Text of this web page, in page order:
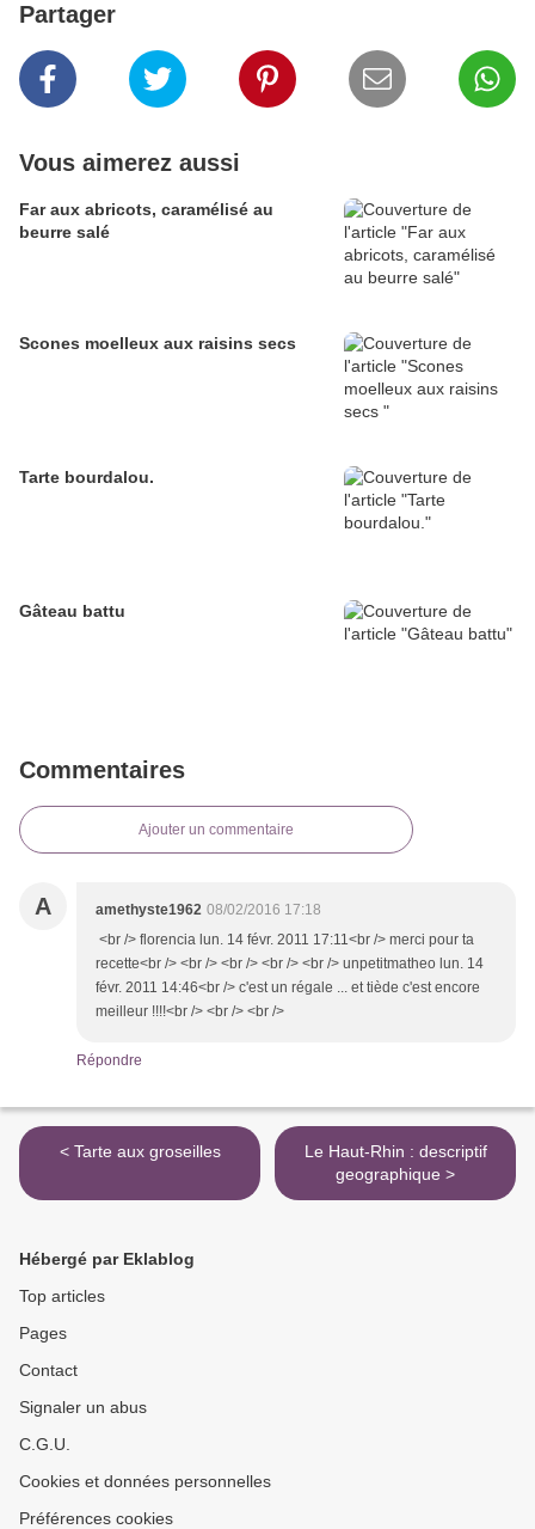
Partager
Vous aimerez aussi
Far aux abricots, caramélisé au
beurre salé
Scones moelleux aux raisins secs
Tarte bourdalou.
Gâteau battu
Commentaires
Ajouter un commentaire
A amethyste1962 08/02/2016 17:18
<br /> florencia lun. 14 févr. 2011 17:11<br /> merci pour ta
recette<br /> <br /> <br /> <br /> <br /> unpetitmatheo lun. 14
févr. 2011 14:46<br /> c'est un régale ... et tiède c'est encore
meilleur !!!!<br /> <br /> <br />
Répondre
< Tarte aux groseilles
Le Haut-Rhin : descriptif
geographique >
Hébergé par Eklablog
Top articles
Pages
Contact
Signaler un abus
C.G.U.
Cookies et données personnelles
Préférences cookies